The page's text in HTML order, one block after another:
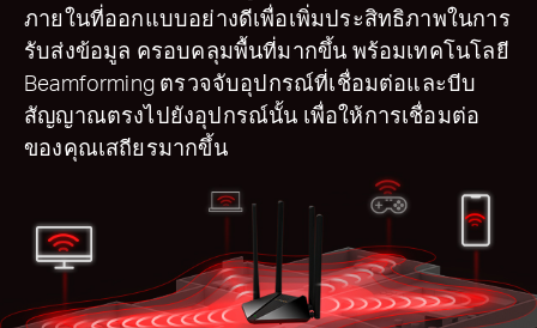
ภายในที่ออกแบบอย่างดีเพื่อเพิ่มประสิทธิภาพในการ
รับส่งข้อมูล ครอบคลุมพื้นที่มากขึ้น พร้อมเทคโนโลยี
Beamforming ตรวจจับอุปกรณ์ที่เชื่อมต่อและบีบ
สัญญาณตรงไปยังอุปกรณ์นั้น เพื่อให้การเชื่อมต่อ
ของคุณเสถียรมากขึ้น